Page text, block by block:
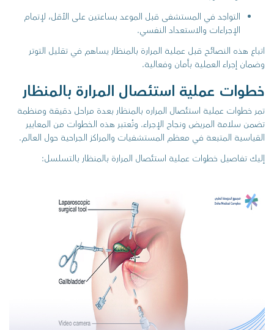
التواجد في المستشفى قبل الموعد بساعتين على الأقل، لإتمام
الإجراءات والاستعداد النفسي.
اتباع هذه النصائح قبل عملية المرارة بالمنظار يساهم في تقليل التوتر
وضمان إجراء العملية بأمان وفعالية.
خطوات عملية استئصال المرارة بالمنظار
تمر خطوات عملية استئصال المراره بالمنظار بعدة مراحل دقيقة ومنظمة
تضمن سلامة المريض ونجاح الإجراء. وتُعتبر هذه الخطوات من المعايير
القياسية المتبعة في معظم المستشفيات والمراكز الجراحية حول العالم.
إليك تفاصيل خطوات عملية استئصال المرارة بالمنظار بالتسلسل: